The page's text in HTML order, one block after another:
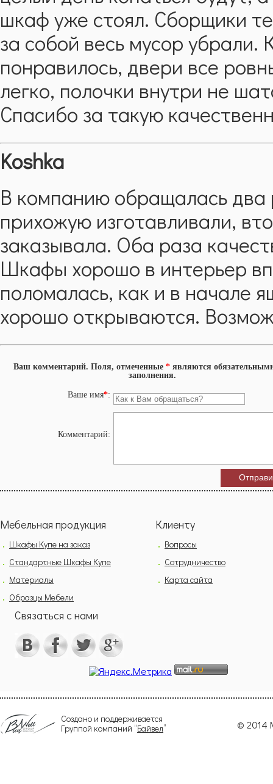
шкаф уже стоял. Сборщики
за собой весь мусор убрали.
понравилось, двери все
легко, полочки внутри не
Спасибо за такую
Koshka
В компанию обращалась
прихожую изготавливали,
заказывала. Оба раза
Шкафы хорошо в интерьер
поломалась, как и в начале
хорошо открываются.
Ваш комментарий. Поля, отмеченные * являются
заполнения.
Ваше имя*:
Комментарий:
Мебельная продукция
Шкафы Купе на заказ
Стандартные Шкафы Купе
Материалы
Образцы Мебели
Клиенту
Вопросы
Сотрудничество
Карта сайта
Связаться с нами
Создано и поддерживается
Группой компаний “Байвел” © 2014